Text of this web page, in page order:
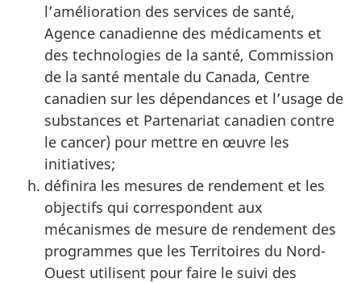
l’amélioration des services de santé,
Agence canadienne des médicaments et
des technologies de la santé, Commission
de la santé mentale du Canada, Centre
canadien sur les dépendances et l’usage de
substances et Partenariat canadien contre
le cancer) pour mettre en œuvre les
initiatives;
définira les mesures de rendement et les
objectifs qui correspondent aux
mécanismes de mesure de rendement des
programmes que les Territoires du Nord-
Ouest utilisent pour faire le suivi des